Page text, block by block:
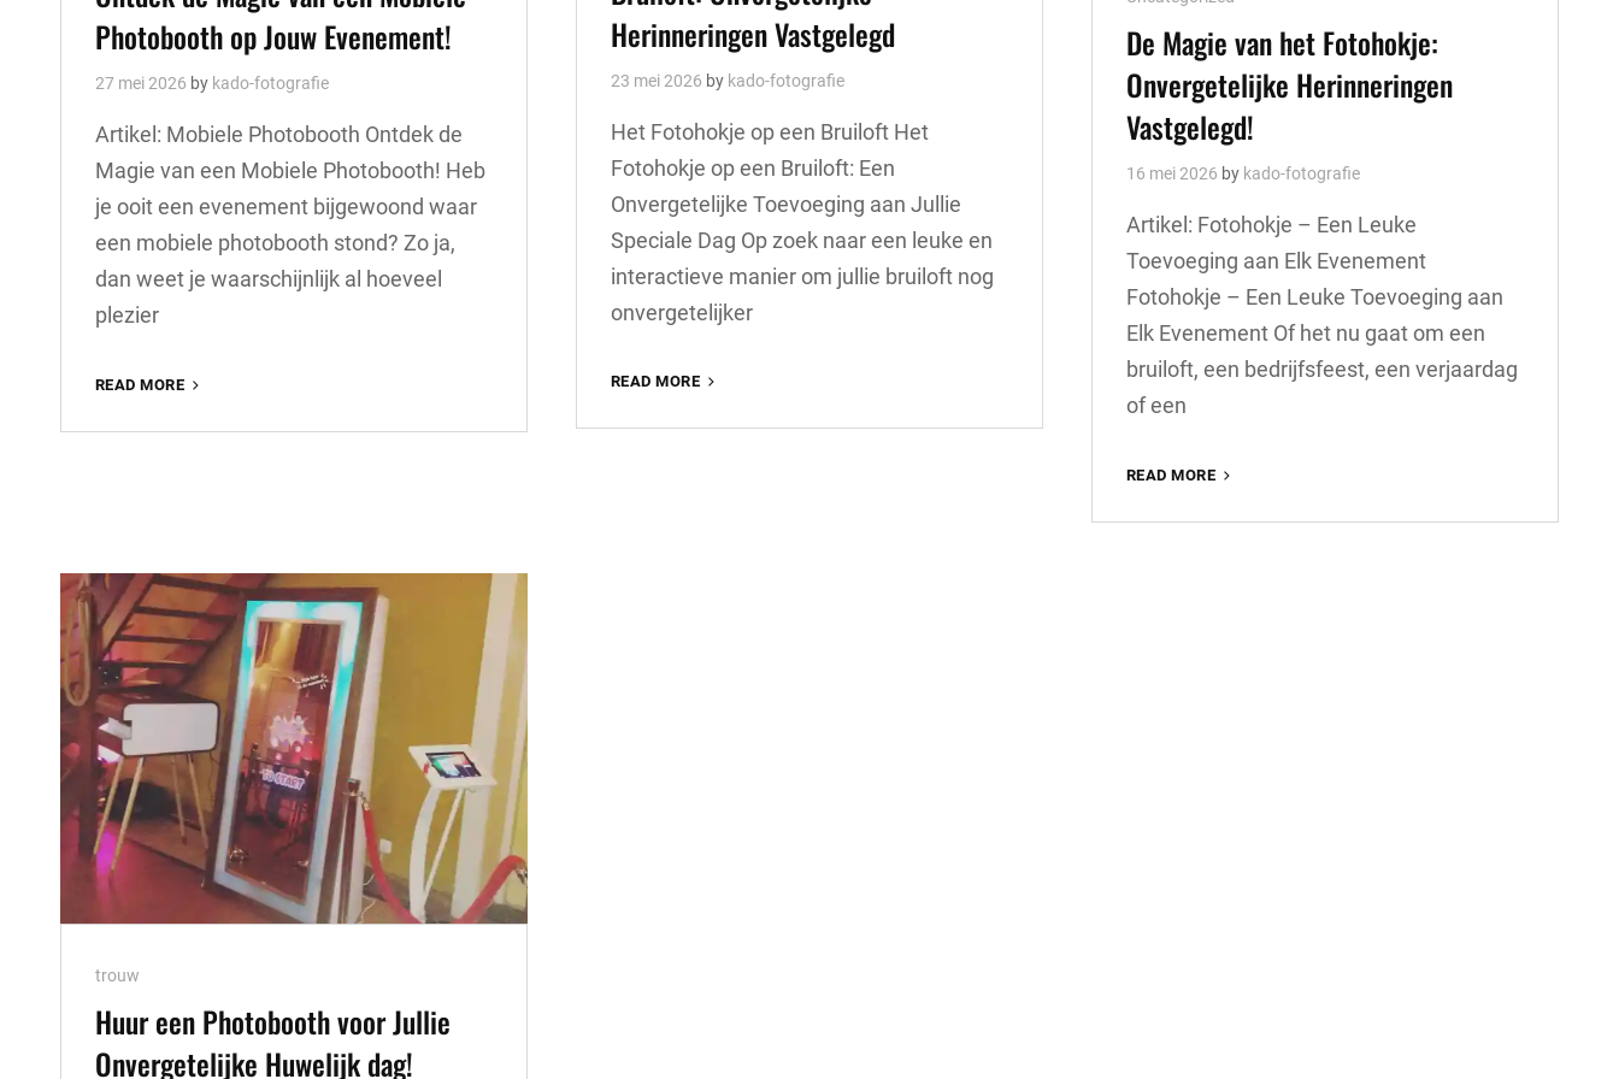
Photobooth op Jouw Evenement!
27 mei 2026 by kado-fotografie
Artikel: Mobiele Photobooth Ontdek de
Magie van een Mobiele Photobooth! Heb
je ooit een evenement bijgewoond waar
een mobiele photobooth stond? Zo ja,
dan weet je waarschijnlijk al hoeveel
plezier
READ MORE
MAGIE
JOUW
EVENEMENT!
Herinneringen Vastgelegd
23 mei 2026 by kado-fotografie
Het Fotohokje op een Bruiloft Het
Fotohokje op een Bruiloft: Een
Onvergetelijke Toevoeging aan Jullie
Speciale Dag Op zoek naar een leuke en
interactieve manier om jullie bruiloft nog
onvergetelijker
READ MORE
FOTOHOKJE
Links
De Magie van het Fotohokje:
Onvergetelijke Herinneringen
Vastgelegd!
16 mei 2026 by kado-fotografie
Artikel: Fotohokje – Een Leuke
Toevoeging aan Elk Evenement
Fotohokje – Een Leuke Toevoeging aan
Elk Evenement Of het nu gaat om een
bruiloft, een bedrijfsfeest, een verjaardag
of een
READ MORE
VAN
Cat
Links
trouw
Huur een Photobooth voor Jullie
Onvergetelijke Huwelijk dag!